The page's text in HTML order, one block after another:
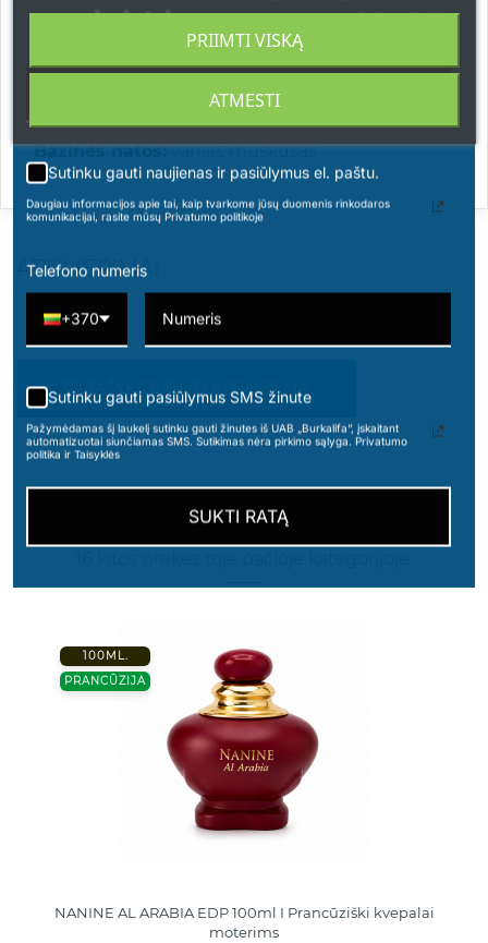
serbentai, kokosas, karamelė
Bazinės natos:vanilė, muskusas
ATSILIEPIMAI
PARAŠYKITE SAVO ATSILIEPIMĄ
100ML.
PRANCŪZIJA
NANINE AL ARABIA EDP 100ml I Prancūziški kvepalai
moterims
ATMESTI
PRIIMTI VISKĄ
apsipirkimams nuo 49 € !
Sutinku gauti naujienas ir pasiūlymus el. paštu.
Daugiau informacijos apie tai, kaip tvarkome jūsų duomenis rinkodaros
komunikacijai, rasite mūsų Privatumo politikoje
Telefono numeris
+370
Sutinku gauti pasiūlymus SMS žinute
Pažymėdamas šį laukelį sutinku gauti žinutes iš UAB „Burkalifa“, įskaitant
automatizuotai siunčiamas SMS. Sutikimas nėra pirkimo sąlyga. Privatumo
politika ir Taisyklės
SUKTI RATĄ